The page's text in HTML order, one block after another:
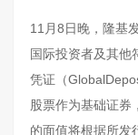
11月8日晚，隆基
国际投资者及其他
凭证（
股票作为基础证券
的面值将根据所发